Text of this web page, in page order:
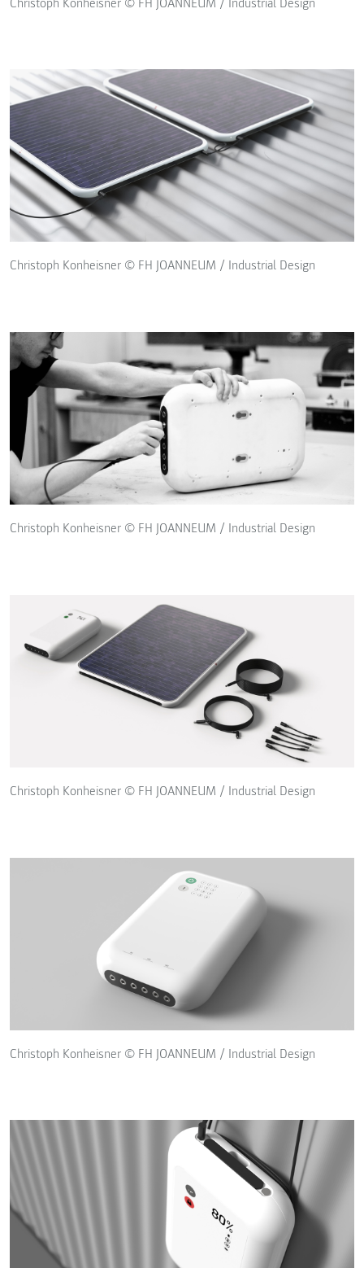
Christoph Konheisner © FH JOANNEUM / Industrial Design
Christoph Konheisner © FH JOANNEUM / Industrial Design
Christoph Konheisner © FH JOANNEUM / Industrial Design
Christoph Konheisner © FH JOANNEUM / Industrial Design